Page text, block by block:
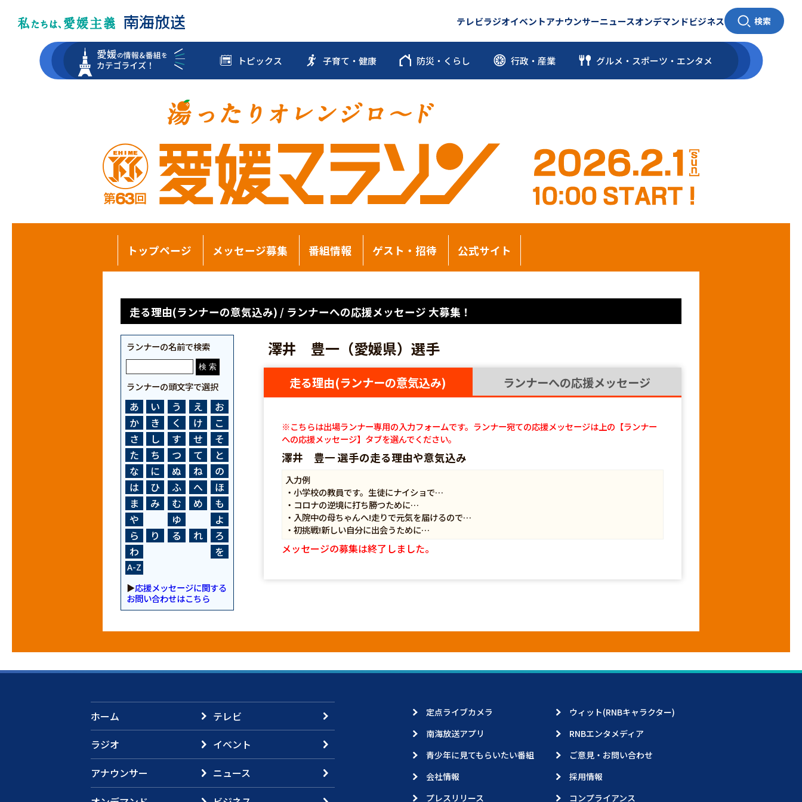
テレビラジオイベントアナウンサーニュースオンデマンドビジネス 検索
トピックス 子育て・健康 防災・くらし 行政・産業 グルメ・スポーツ ・ エンタメ
トップページ メッセージ募集 番組情報 ゲスト・招待 公式サイト
走る理由(ランナーの意気込み) / ランナーへの応援メッセージ 大募集！
ランナーの名前で検索
ランナーの頭文字で選択
あ い う え
お
か
き く け
こ
さ
し す せ
そ
た
ち つ て
と
な
に ぬ ね
の
は
ひ ふ へ
ほ
ま
み む め
も
や
ゆ
よ
ら
り る れ
ろ
わ
を
A-Z
▶応援メッセージに関する
お問い合わせはこちら
澤井 豊一（愛媛県）選手
走る理由(ランナーの意気込み) ランナーへの応援メッセージ
※こちらは出場ランナー専用の入力フォームです。ランナー宛ての応援メッセージは上の【ランナー
への応援メッセージ】タブを選んでください。
澤井 豊一 選手の走る理由や意気込み
入力例
・小学校の教員です。生徒にナイショで…
・コロナの逆境に打ち勝つために…
・入院中の母ちゃんへ!走りで元気を届けるので…
・初挑戦!新しい自分に出会うために…
メッセージの募集は終了しました。
ホーム
テレビ
ラジオ
イベント
アナウンサー
ニュース
定点ライブカメラ
ウィット(RNBキャラクター)
南海放送アプリ
RNBエンタメディア
青少年に見てもらいたい番組
ご意見・お問い合わせ
会社情報
採用情報
プレスリリース
コンプライアンス